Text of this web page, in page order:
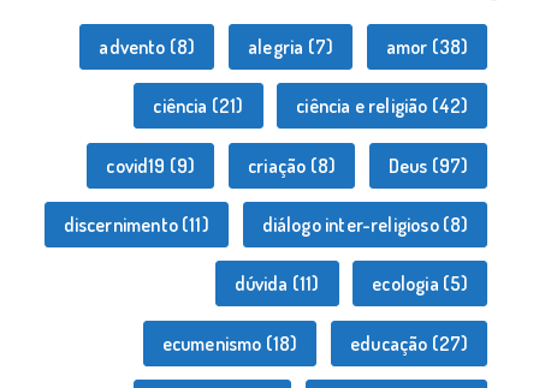
advento (8) alegria (7) amor (38)
ciência (21) ciência e religião (42)
covid19 (9) criação (8) Deus (97)
discernimento(11) diálogo inter-religioso(8)
dúvida (11) ecologia (5)
ecumenismo (18) educação (27)